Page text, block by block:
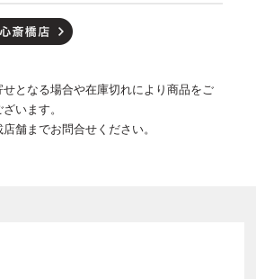
せとなる場合や在庫切れにより商品をご
います。
舗までお問合せください。